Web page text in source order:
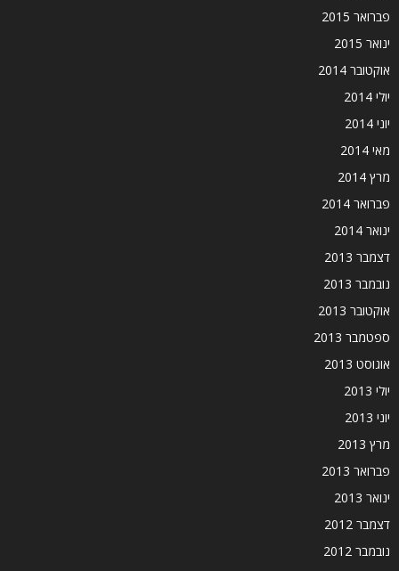
פברואר 2015
ינואר 2015
אוקטובר 2014
יולי 2014
יוני 2014
מאי 2014
מרץ 2014
פברואר 2014
ינואר 2014
דצמבר 2013
נובמבר 2013
אוקטובר 2013
ספטמבר 2013
אוגוסט 2013
יולי 2013
יוני 2013
מרץ 2013
פברואר 2013
ינואר 2013
דצמבר 2012
נובמבר 2012